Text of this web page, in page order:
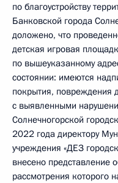
по благоустройству
Банковской города
доложено, что
детская игровая
по вышеуказанному
состоянии: имеются
покрытия, повреждения
с выявленными
Солнечногорской
2022 года директору
учреждения «ДЕЗ
внесено представление
рассмотрения которого